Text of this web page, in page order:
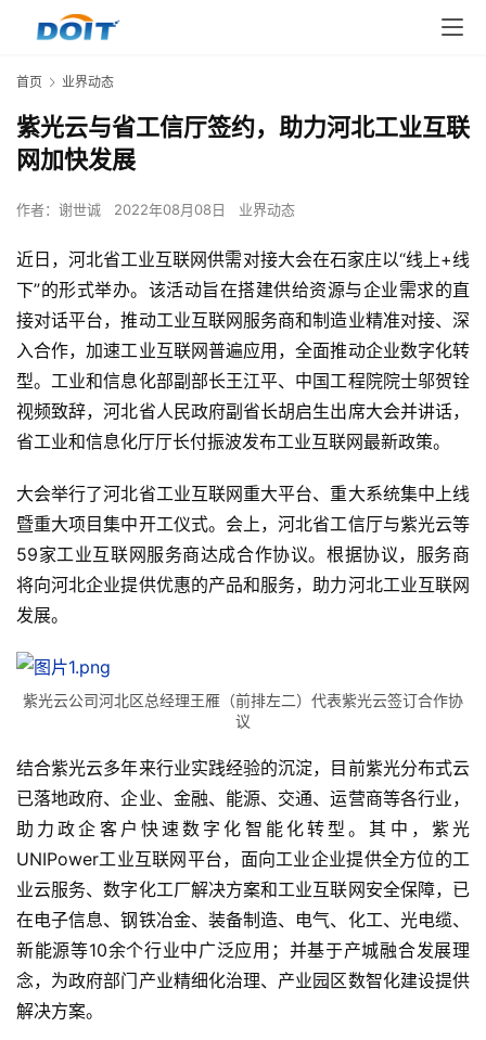
首页 业界动态
紫光云与省工信厅签约，助力河北工业互联
网加快发展
作者： 谢世诚 2022年08月08日 业界动态
近日，河北省工业互联网供需对接大会在石家庄以“线上+线
下”的形式举办。该活动旨在搭建供给资源与企业需求的直
接对话平台，推动工业互联网服务商和制造业精准对接、深
入合作，加速工业互联网普遍应用，全面推动企业数字化转
型。工业和信息化部副部长王江平、中国工程院院士邬贺铨
视频致辞，河北省人民政府副省长胡启生出席大会并讲话，
省工业和信息化厅厅长付振波发布工业互联网最新政策。
大会举行了河北省工业互联网重大平台、重大系统集中上线
暨重大项目集中开工仪式。会上，河北省工信厅与紫光云等
59家工业互联网服务商达成合作协议。根据协议，服务商
将向河北企业提供优惠的产品和服务，助力河北工业互联网
发展。
紫光云公司河北区总经理王雁（前排左二）代表紫光云签订合作协
议
结合紫光云多年来行业实践经验的沉淀，目前紫光分布式云
已落地政府、企业、金融、能源、交通、运营商等各行业，
助力政企客户快速数字化智能化转型。其中，紫光
UNIPower工业互联网平台，面向工业企业提供全方位的工
业云服务、数字化工厂解决方案和工业互联网安全保障，已
在电子信息、钢铁冶金、装备制造、电气、化工、光电缆、
新能源等10余个行业中广泛应用；并基于产城融合发展理
念，为政府部门产业精细化治理、产业园区数智化建设提供
解决方案。